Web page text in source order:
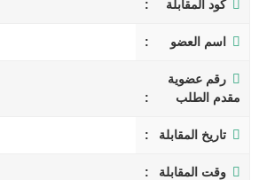
كود المقابلة
اسم العضو
رقم عضوية
مقدم الطلب
تاريخ المقابلة
وقت المقابلة